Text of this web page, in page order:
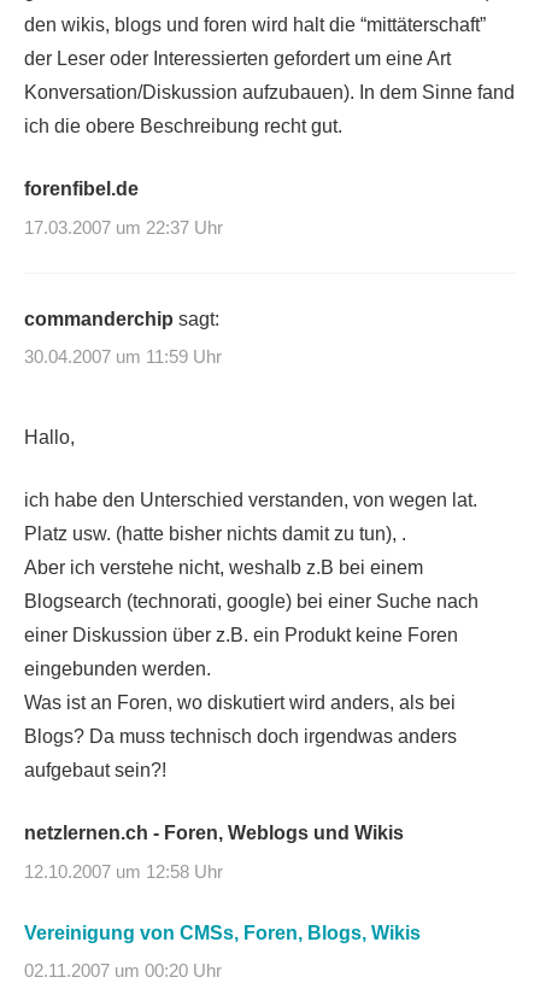
den wikis, blogs und foren wird halt die “mittäterschaft”
der Leser oder Interessierten gefordert um eine Art
Konversation/Diskussion aufzubauen). In dem Sinne fand
ich die obere Beschreibung recht gut.
forenfibel.de
17.03.2007 um 22:37 Uhr
commanderchip sagt:
30.04.2007 um 11:59 Uhr
Hallo,
ich habe den Unterschied verstanden, von wegen lat.
Platz usw. (hatte bisher nichts damit zu tun), .
Aber ich verstehe nicht, weshalb z.B bei einem
Blogsearch (technorati, google) bei einer Suche nach
einer Diskussion über z.B. ein Produkt keine Foren
eingebunden werden.
Was ist an Foren, wo diskutiert wird anders, als bei
Blogs? Da muss technisch doch irgendwas anders
aufgebaut sein?!
netzlernen.ch - Foren, Weblogs und Wikis
12.10.2007 um 12:58 Uhr
Vereinigung von CMSs, Foren, Blogs, Wikis
02.11.2007 um 00:20 Uhr